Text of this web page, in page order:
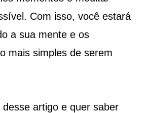
Com isso, você estará
a sua mente e os
mais simples de serem
artigo e quer saber